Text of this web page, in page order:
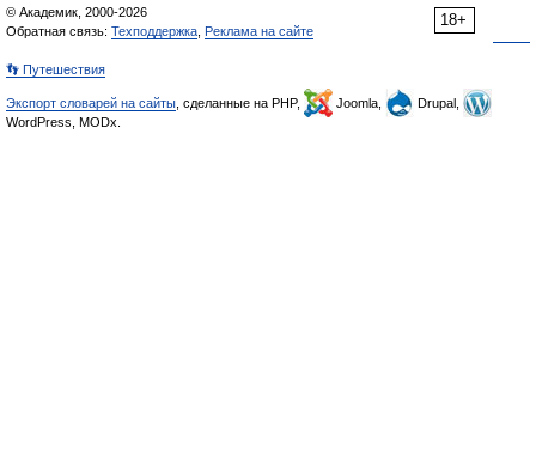
18+
© Академик, 2000-2026
Обратная связь: Техподдержка Реклама на сайте
👣 Путешествия
Экспорт словарей на сайты , сделанные на PHP, Joomla,
Drupal,
WordPress, MODx.